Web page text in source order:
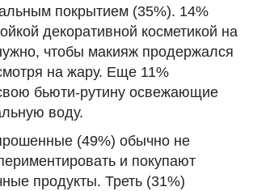
покрытием (35%). 14%
декоративной косметикой на
чтобы макияж продержался
на жару. Еще 11%
бьюти-рутину освежающие
воду.
(49%) обычно не
и покупают
продукты. Треть (31%)